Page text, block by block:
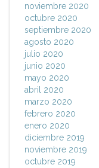
noviembre 2020
octubre 2020
septiembre 2020
agosto 2020
julio 2020
junio 2020
mayo 2020
abril 2020
marzo 2020
febrero 2020
enero 2020
diciembre 2019
noviembre 2019
octubre 2019